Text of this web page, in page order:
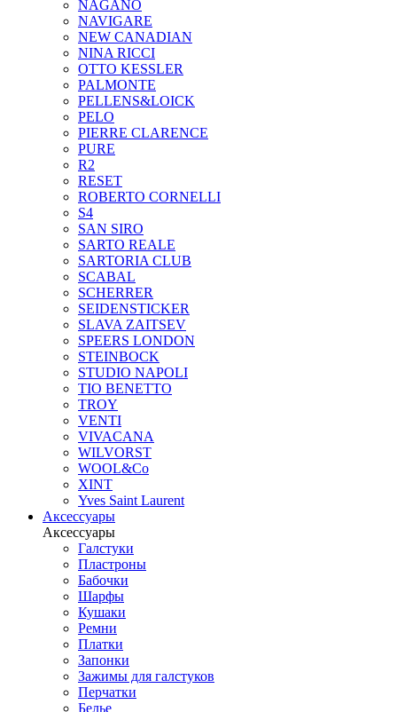
NAGANO
NAVIGARE
NEW CANADIAN
NINA RICCI
OTTO KESSLER
PALMONTE
PELLENS&LOICK
PELO
PIERRE CLARENCE
PURE
R2
RESET
ROBERTO CORNELLI
S4
SAN SIRO
SARTO REALE
SARTORIA CLUB
SCABAL
SCHERRER
SEIDENSTICKER
SLAVA ZAITSEV
SPEERS LONDON
STEINBOCK
STUDIO NAPOLI
TIO BENETTO
TROY
VENTI
VIVACANA
WILVORST
WOOL&Co
XINT
Yves Saint Laurent
Аксессуары
Аксессуары
Галстуки
Пластроны
Бабочки
Шарфы
Кушаки
Ремни
Платки
Запонки
Зажимы для галстуков
Перчатки
Белье